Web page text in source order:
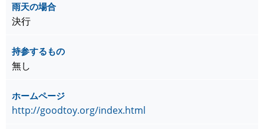
雨天の場合
決行
持参するもの
無し
ホームページ
http://goodtoy.org/index.html